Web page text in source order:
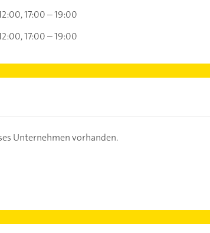
17:00 – 19:00
17:00 – 19:00
Unternehmen vorhanden.